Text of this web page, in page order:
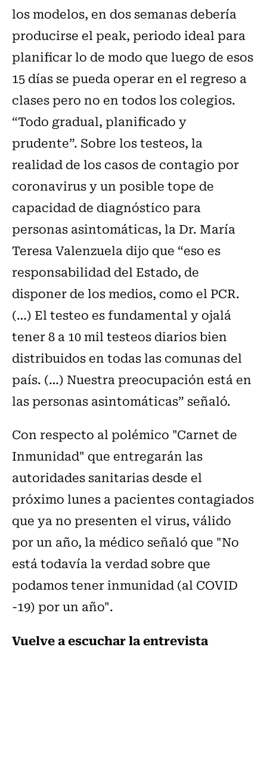
los modelos, en dos semanas debería
producirse el peak, periodo ideal para
planificar lo de modo que luego de esos
15 días se pueda operar en el regreso a
clases pero no en todos los colegios.
“Todo gradual, planificado y
prudente”. Sobre los testeos, la
realidad de los casos de contagio por
coronavirus y un posible tope de
capacidad de diagnóstico para
personas asintomáticas, la Dr. María
Teresa Valenzuela dijo que “eso es
responsabilidad del Estado, de
disponer de los medios, como el PCR.
(…) El testeo es fundamental y ojalá
tener 8 a 10 mil testeos diarios bien
distribuidos en todas las comunas del
país. (…) Nuestra preocupación está en
las personas asintomáticas” señaló.
Con respecto al polémico "Carnet de
Inmunidad" que entregarán las
autoridades sanitarias desde el
próximo lunes a pacientes contagiados
que ya no presenten el virus, válido
por un año, la médico señaló que "No
está todavía la verdad sobre que
podamos tener inmunidad (al COVID
-19) por un año".
Vuelve a escuchar la entrevista